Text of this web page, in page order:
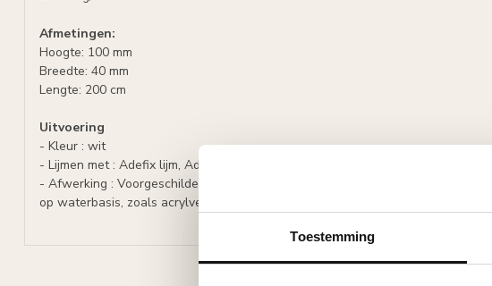
Toestemming
Afmetingen:
Hoogte: 100 mm
Breedte: 40 mm
Lengte: 200 cm
Uitvoering
- Kleur : wit
- Lijmen met : Adefix lijm, Adefix-PLUS (stootvoegen).
- Afwerking : Voorgeschilderd met watergedragen primer, overschilderbaar met
op waterbasis, zoals acrylverf, latex of muurverf (oplosmiddelvrij).